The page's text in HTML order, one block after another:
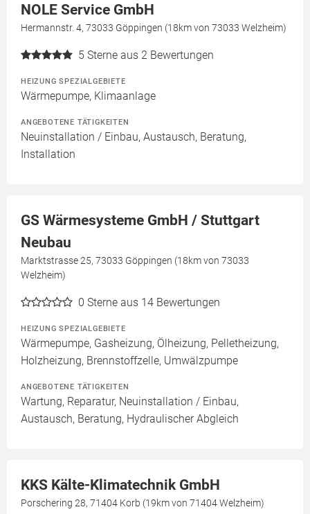
NOLE Service GmbH
Hermannstr. 4, 73033 Göppingen (18km von 73033 Welzheim)
5 Sterne aus 2 Bewertungen
HEIZUNG SPEZIALGEBIETE
Wärmepumpe, Klimaanlage
ANGEBOTENE TÄTIGKEITEN
Neuinstallation / Einbau, Austausch, Beratung,
Installation
GS Wärmesysteme GmbH / Stuttgart
Neubau
Marktstrasse 25, 73033 Göppingen (18km von 73033
Welzheim)
0 Sterne aus 14 Bewertungen
HEIZUNG SPEZIALGEBIETE
Wärmepumpe, Gasheizung, Ölheizung, Pelletheizung,
Holzheizung, Brennstoffzelle, Umwälzpumpe
ANGEBOTENE TÄTIGKEITEN
Wartung, Reparatur, Neuinstallation / Einbau,
Austausch, Beratung, Hydraulischer Abgleich
KKS Kälte-Klimatechnik GmbH
Porschering 28, 71404 Korb (19km von 71404 Welzheim)